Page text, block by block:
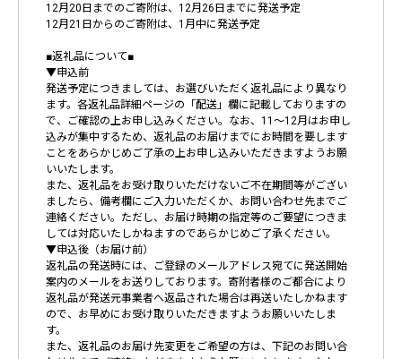
12月20日までのご寄附は、12月26日までに発送予定
12月21日からのご寄附は、1月中に発送予定
■返礼品について■
▼申込前
発送予定につきましては、お選びいただく返礼品により異なり
ます。各返礼品詳細ページの「配送」欄に記載しておりますの
で、ご確認の上お申し込みください。なお、11～12月はお申し
込みが集中するため、返礼品のお届けまでにお時間を要します
ことをあらかじめご了承の上お申し込みいただきますようお願
いいたします。
また、返礼品をお受け取りいただけないご不在期間等がござい
ましたら、備考欄にご入力いただくか、お問い合わせ先までご
連絡ください。ただし、お届け時期の指定等のご要望につきま
しては対応いたしかねますのであらかじめご了承ください。
▼申込後（お届け前）
返礼品の発送時には、ご登録のメールアドレス宛てに発送開始
案内のメールをお送りしております。寄附者様のご都合により
返礼品が発送元事業者へ返品された場合は再送いたしかねます
ので、お早めにお受け取りいただきますようお願いいたしま
す。
また、返礼品のお届け先変更をご希望の方は、下記のお問い合